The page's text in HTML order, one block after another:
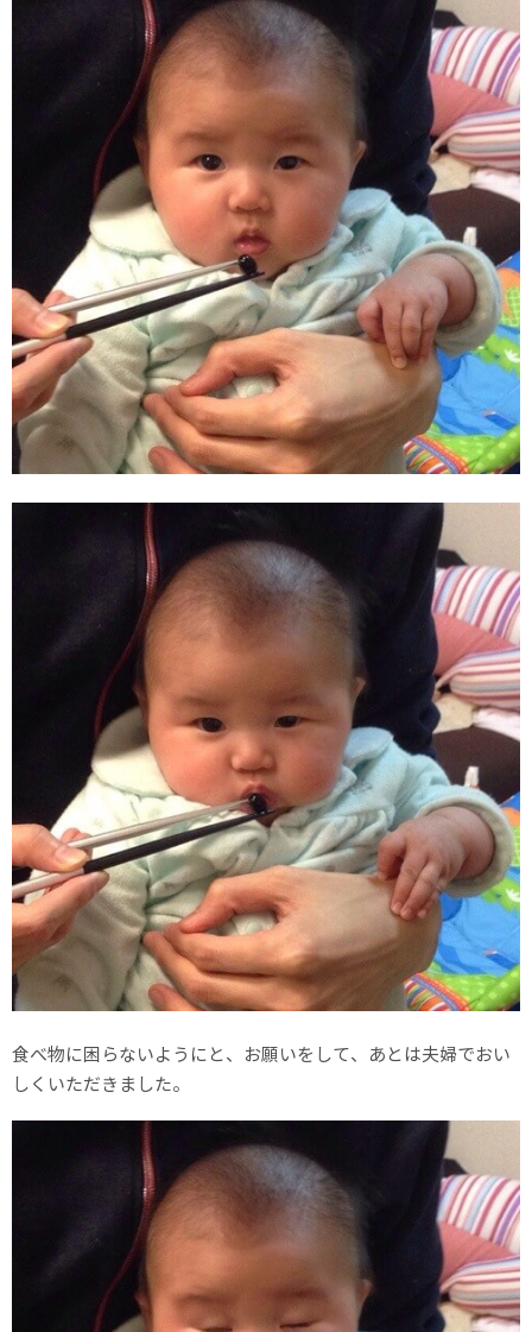
食べ物に困らないようにと、お願いをして、あとは夫婦でおい
しくいただきました。